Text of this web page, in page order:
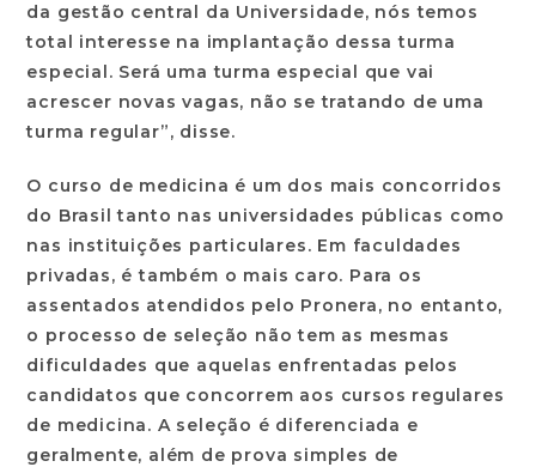
da gestão central da Universidade, nós temos
total interesse na implantação dessa turma
especial. Será uma turma especial que vai
acrescer novas vagas, não se tratando de uma
turma regular”, disse.
O curso de medicina é um dos mais concorridos
do Brasil tanto nas universidades públicas como
nas instituições particulares. Em faculdades
privadas, é também o mais caro. Para os
assentados atendidos pelo Pronera, no entanto,
o processo de seleção não tem as mesmas
dificuldades que aquelas enfrentadas pelos
candidatos que concorrem aos cursos regulares
de medicina. A seleção é diferenciada e
geralmente, além de prova simples de